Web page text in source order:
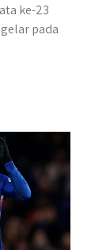
ke-23
pada